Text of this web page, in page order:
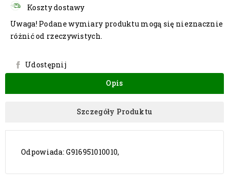
Koszty dostawy
Uwaga! Podane wymiary produktu mogą się nieznacznie
różnić od rzeczywistych.
Udostępnij
Opis
Szczegóły Produktu
Odpowiada: G916951010010,